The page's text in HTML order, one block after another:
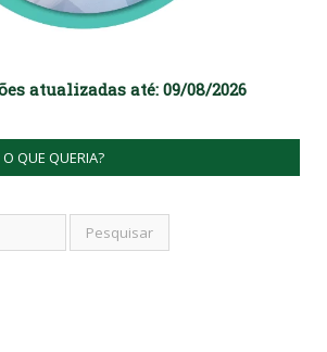
atualizadas até: 09/08/2026
QUE QUERIA?